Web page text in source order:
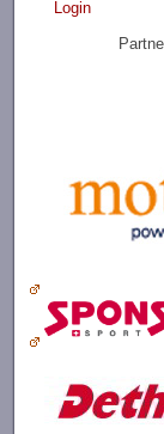
Login